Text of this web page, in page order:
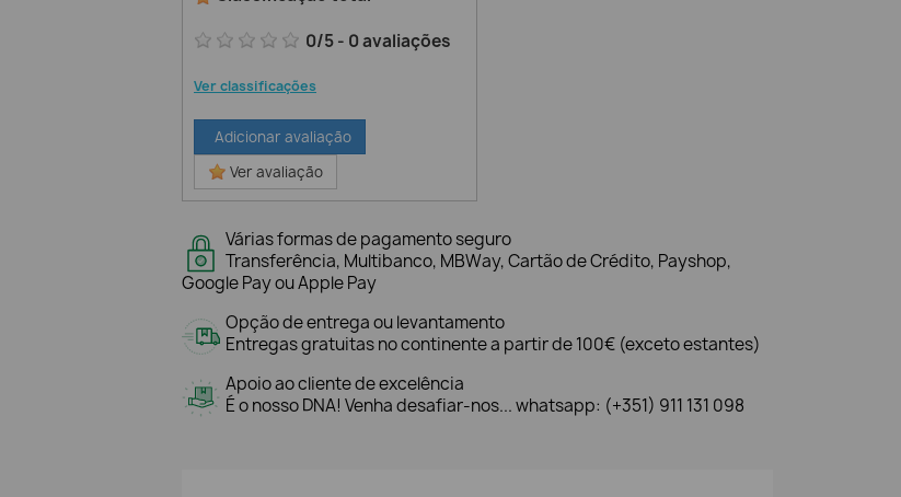
0/5- 0avaliações
Ver classificações
Adicionar avaliação
Ver avaliação
Várias formas de pagamento seguro
Transferência, Multibanco, MBWay, Cartão de Crédito, Payshop,
Google Pay ou Apple Pay
Opção de entrega ou levantamento
Entregas gratuitas no continente a partir de 100€ (exceto estantes)
Apoio ao cliente de excelência
É o nosso DNA! Venha desafiar-nos... whatsapp: (+351) 911 131 098